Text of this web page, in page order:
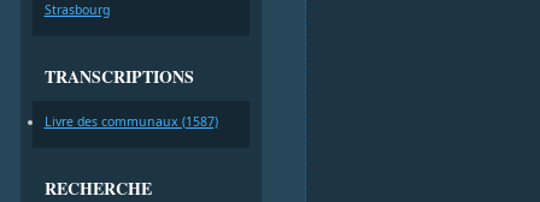
Strasbourg
TRANSCRIPTIONS
Livre des communaux (1587)
RECHERCHE